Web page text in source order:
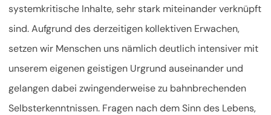
systemkritische Inhalte, sehr stark miteinander verknüpft
sind. Aufgrund des derzeitigen kollektiven Erwachen,
setzen wir Menschen uns nämlich deutlich intensiver mit
unserem eigenen geistigen Urgrund auseinander und
gelangen dabei zwingenderweise zu bahnbrechenden
Selbsterkenntnissen. Fragen nach dem Sinn des Lebens,